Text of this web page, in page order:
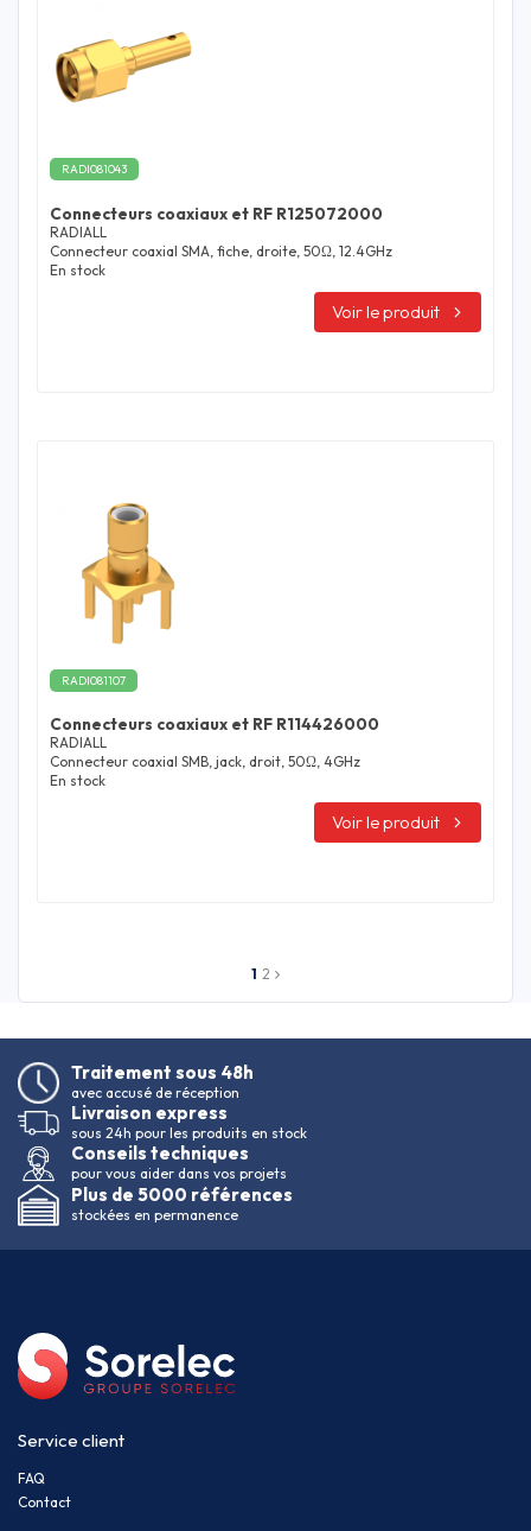
RADI081043
Connecteurs coaxiaux et RF R125072000
RADIALL
Connecteur coaxial SMA, fiche, droite, 50Ω, 12.4GHz
En stock
Voir le produit
RADI081107
Connecteurs coaxiaux et RF R114426000
RADIALL
Connecteur coaxial SMB, jack, droit, 50Ω, 4GHz
En stock
Voir le produit
1 2
Traitement sous 48h
avec accusé de réception
Livraison express
sous 24h pour les produits en stock
Conseils techniques
pour vous aider dans vos projets
Plus de 5000 références
stockées en permanence
Service client
FAQ
Contact